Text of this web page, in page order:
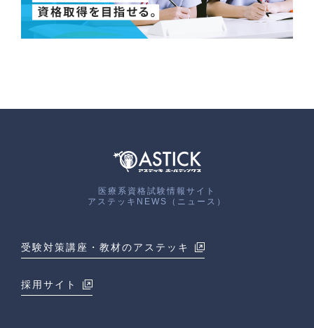
医療系資格試験情報サイト
アステッキNEWS（ニュース）
受験対策講座・教材のアステッキ
採用サイト